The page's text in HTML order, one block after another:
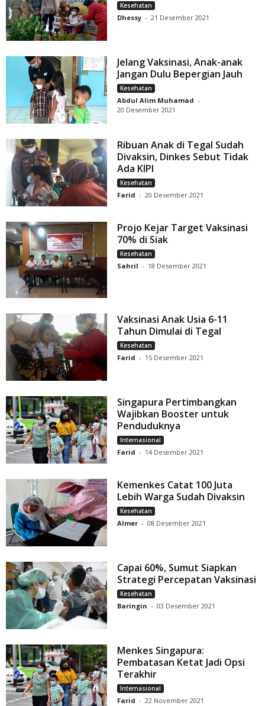
Kesehatan
Dhessy - 21 Desember 2021
Jelang Vaksinasi, Anak-anak
Jangan Dulu Bepergian Jauh
Kesehatan
Abdul Alim Muhamad -
20 Desember 2021
Ribuan Anak di Tegal Sudah
Divaksin, Dinkes Sebut Tidak
Ada KIPI
Kesehatan
Farid - 20 Desember 2021
Projo Kejar Target Vaksinasi
70% di Siak
Kesehatan
Sahril - 18 Desember 2021
Vaksinasi Anak Usia 6-11
Tahun Dimulai di Tegal
Kesehatan
Farid - 15 Desember 2021
Singapura Pertimbangkan
Wajibkan Booster untuk
Penduduknya
Internasional
Farid - 14 Desember 2021
Kemenkes Catat 100 Juta
Lebih Warga Sudah Divaksin
Kesehatan
Almer - 08 Desember 2021
Capai 60%, Sumut Siapkan
Strategi Percepatan Vaksinasi
Kesehatan
Baringin - 03 Desember 2021
Menkes Singapura:
Pembatasan Ketat Jadi Opsi
Terakhir
Internasional
Farid - 22 November 2021